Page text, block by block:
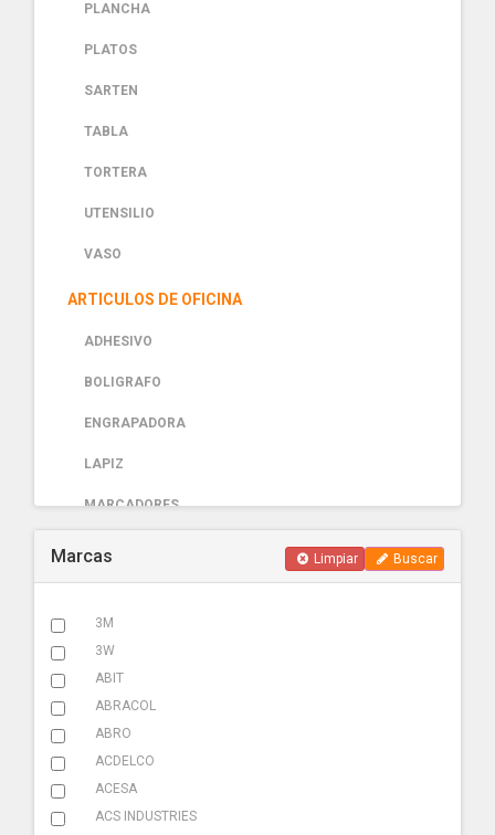
PLANCHA
PLATOS
SARTEN
TABLA
TORTERA
UTENSILIO
VASO
ARTICULOS DE OFICINA
ADHESIVO
BOLIGRAFO
ENGRAPADORA
LAPIZ
MARCADORES
ACCESORIOS
ADHESIVOS
ADITIVOS
AMARRACABLES
Marcas Buscar
Limpiar
3M
3W
ABIT
ABRACOL
ABRO
ACDELCO
ACESA
ACS INDUSTRIES